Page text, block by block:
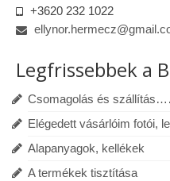
+3620 232 1022
Legfrissebbek a
Csomagolás és
Elégedett vásárlóim fotói,
Alapanyagok, kellékek
A termékek tisztítása